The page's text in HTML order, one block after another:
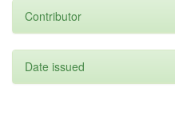
Contributor
Date issued